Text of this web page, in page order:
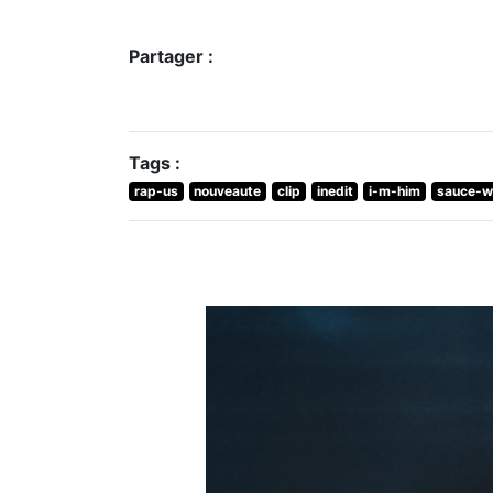
Partager :
Tags :
rap-us nouveaute clip inedit i-m-him sauce-